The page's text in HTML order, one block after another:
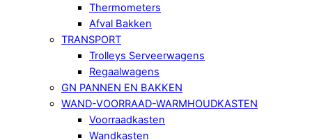
Thermometers
Afval Bakken
TRANSPORT
Trolleys Serveerwagens
Regaalwagens
GN PANNEN EN BAKKEN
WAND-VOORRAAD-WARMHOUDKASTEN
Voorraadkasten
Wandkasten